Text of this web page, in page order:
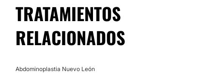
TRATAMIENTOS
RELACIONADOS
Abdominoplastia Nuevo León